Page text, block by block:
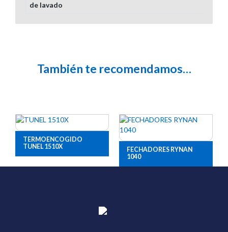
de lavado
También te recomendamos…
TERMOENCOGIDO
TUNEL 1510X
FECHADORES RYNAN
1040